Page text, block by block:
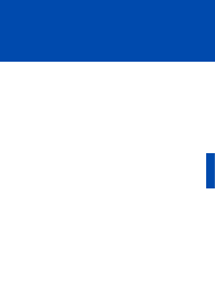
Skip to main